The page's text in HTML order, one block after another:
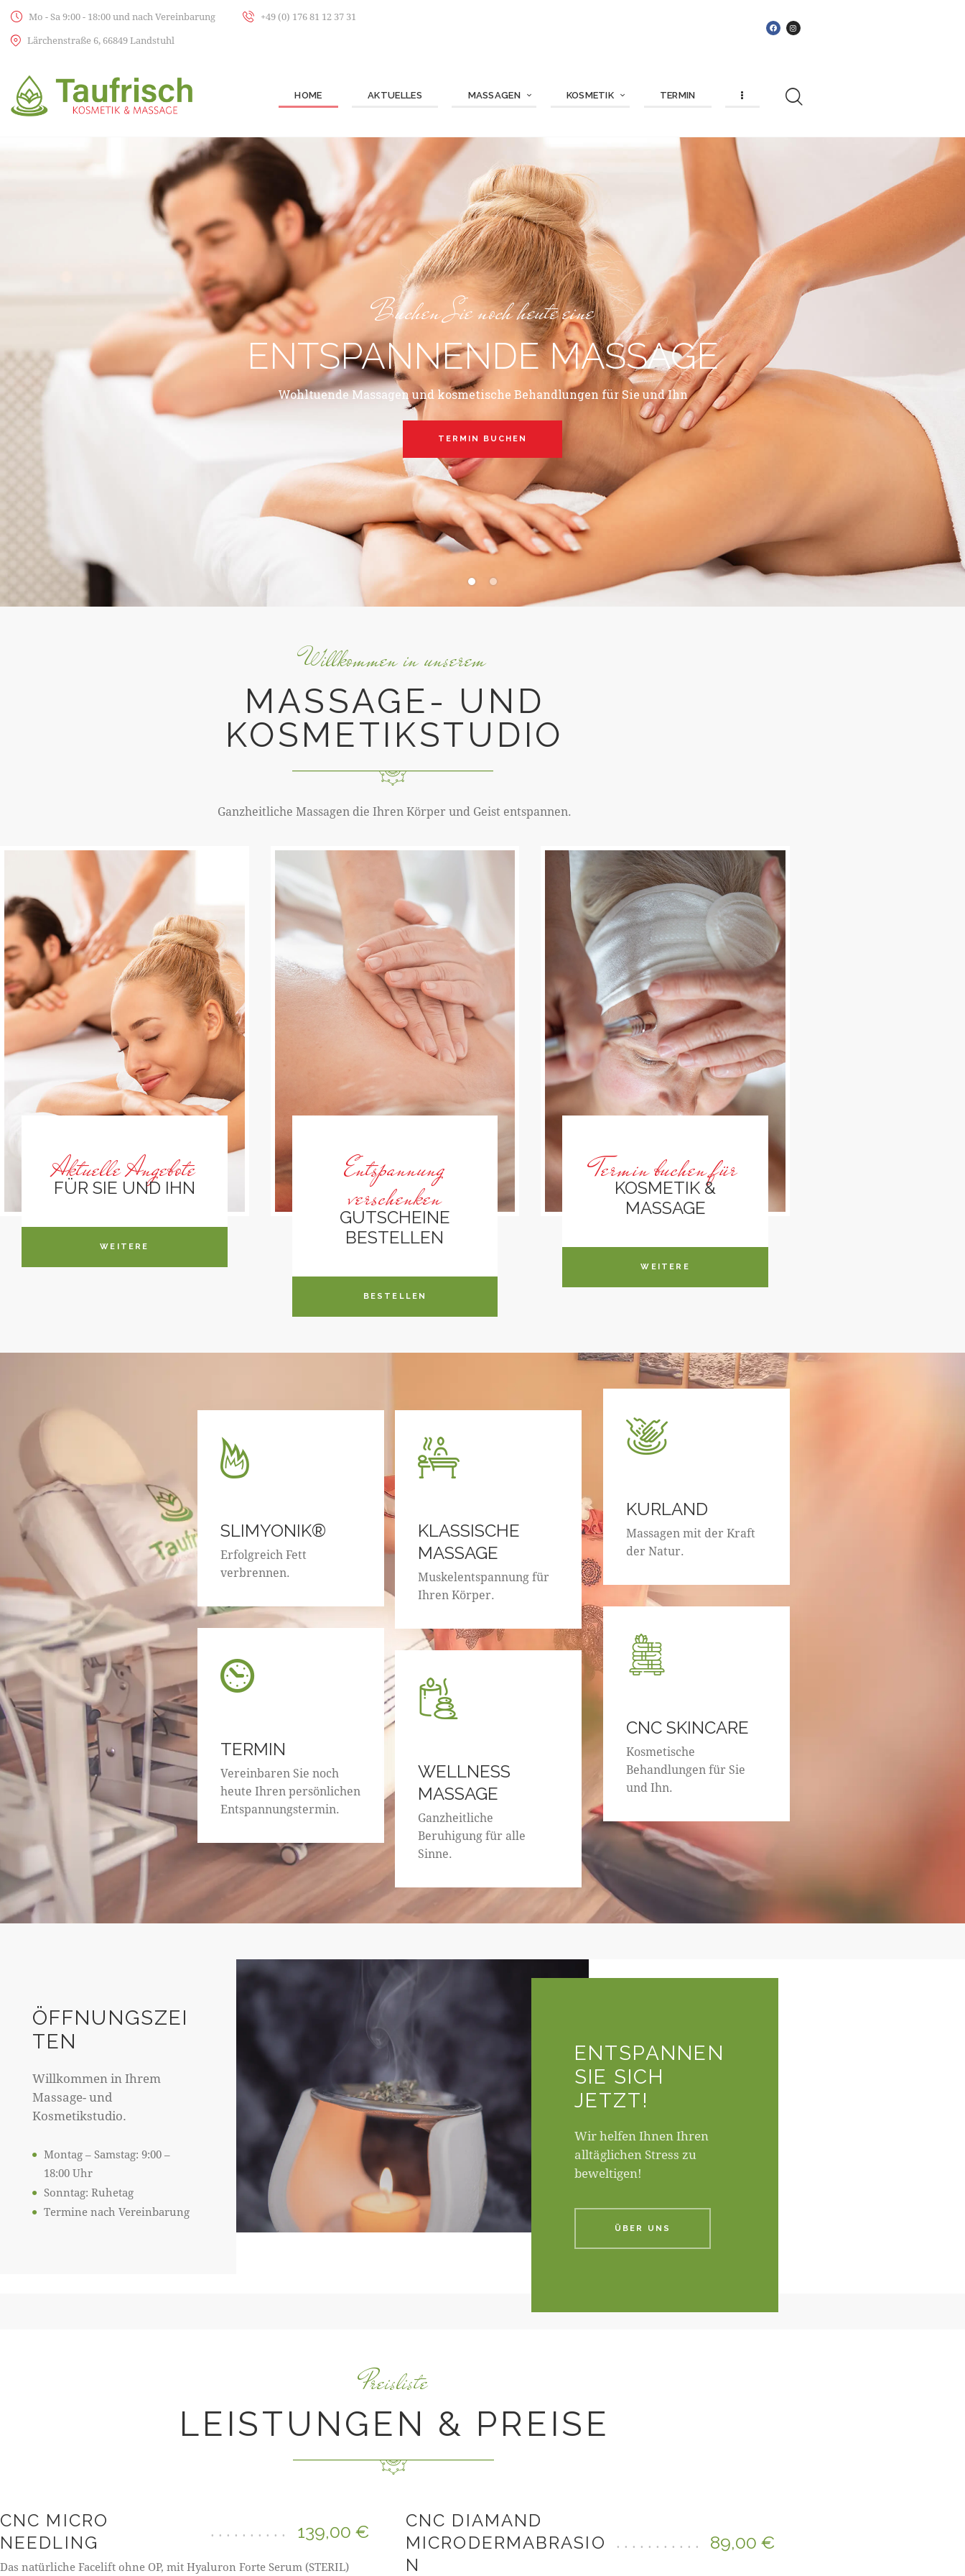
Mo - Sa 9:00 - 18:00 und nach Vereinbarung
+49 (0) 176 81 12 37 31
Lärchenstraße 6, 66849 Landstuhl
HOME AKTUELLES MASSAGEN KOSMETIK TERMIN
Buchen Sie noch heute eine
ENTSPANNENDE MASSAGE
Wohltuende Massagen und kosmetische Behandlungen für Sie und Ihn
TERMIN BUCHEN
Willkommen in unserem
MASSAGE- UND
KOSMETIKSTUDIO
Ganzheitliche Massagen die Ihren Körper und Geist entspannen.
Aktuelle Angebote
FÜR SIE UND IHN
WEITERE
Entspannung
verschenken
GUTSCHEINE
BESTELLEN
BESTELLEN
Termin buchen für
KOSMETIK &
MASSAGE
WEITERE
SLIMYONIK®
Erfolgreich Fett
verbrennen.
TERMIN
Vereinbaren Sie noch
heute Ihren persönlichen
Entspannungstermin.
KLASSISCHE
MASSAGE
Muskelentspannung für
Ihren Körper.
WELLNESS
MASSAGE
Ganzheitliche
Beruhigung für alle
Sinne.
KURLAND
Massagen mit der Kraft
der Natur.
CNC SKINCARE
Kosmetische
Behandlungen für Sie
und Ihn.
ÖFFNUNGSZEI
TEN
Willkommen in Ihrem
Massage- und
Kosmetikstudio.
Montag – Samstag: 9:00 –
18:00 Uhr
Sonntag: Ruhetag
Termine nach Vereinbarung
ENTSPANNEN
SIE SICH
JETZT!
Wir helfen Ihnen Ihren
alltäglichen Stress zu
beweltigen!
ÜBER UNS
Preisliste
LEISTUNGEN & PREISE
CNC MICRO
NEEDLING
139,00 €
Das natürliche Facelift ohne OP, mit Hyaluron Forte Serum (STERIL)
CNC DIAMAND
MICRODERMABRASIO
N
89,00 €